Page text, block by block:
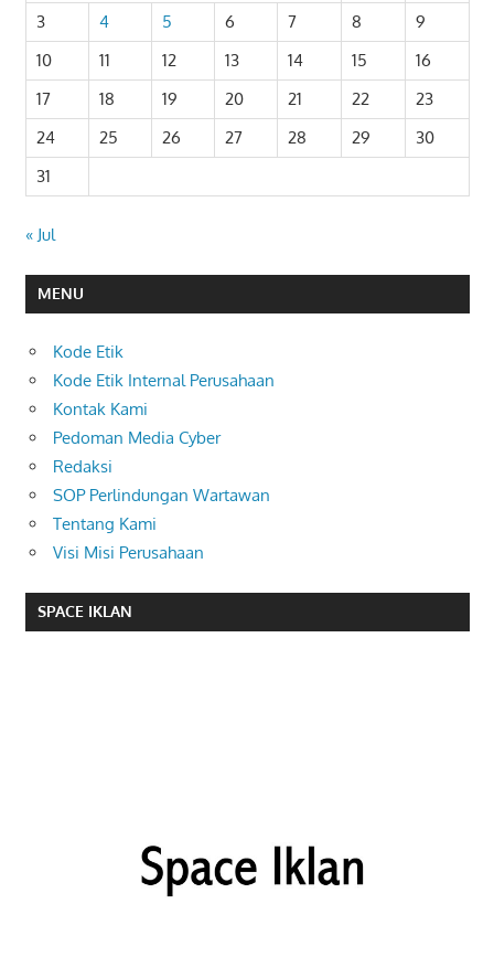
3
4 5 6 7 8
9
10
11 12 13 14 15
16
17
18 19 20 21 22
23
24
25 26 27 28 29
30
31
« Jul
MENU
Kode Etik
Kode Etik Internal Perusahaan
Kontak Kami
Pedoman Media Cyber
Redaksi
SOP Perlindungan Wartawan
Tentang Kami
Visi Misi Perusahaan
SPACE IKLAN